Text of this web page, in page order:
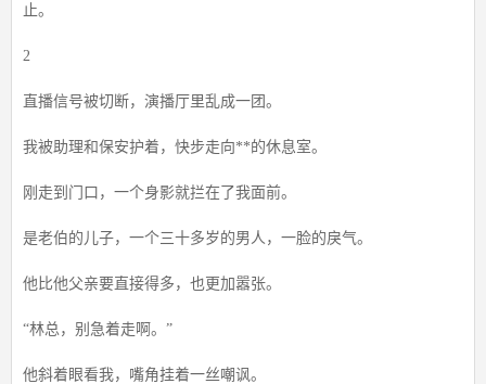
止。
2
直播信号被切断，演播厅里乱成一团。
我被助理和保安护着，快步走向**的休息室。
刚走到门口，一个身影就拦在了我面前。
是老伯的儿子，一个三十多岁的男人，一脸的戾气。
他比他父亲要直接得多，也更加嚣张。
“林总，别急着走啊。”
他斜着眼看我，嘴角挂着一丝嘲讽。